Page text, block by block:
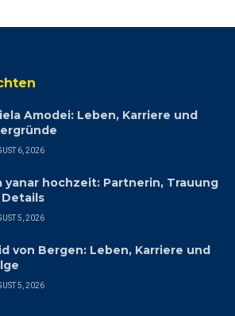
Amodei: Leben, Karriere und
6, 2026
yanar hochzeit: Partnerin, Trauung
5, 2026
von Bergen: Leben, Karriere und
5, 2026